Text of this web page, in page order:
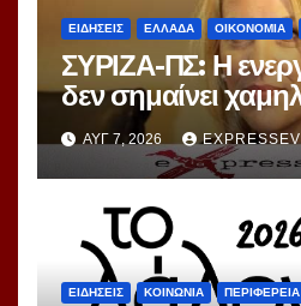
ΕΙΔΗΣΕΙΣ ΕΛΛΑΔΑ ΟΙΚΟΝΟΜΙΑ
ΣΥΡΙΖΑ-ΠΣ: Η
δεν σημαίνει
λογαριασμούς
χρόνια
ΑΥΓ 7, 2026
ΕΙΔΗΣΕΙΣ ΚΟΙΝΩΝΙΑ